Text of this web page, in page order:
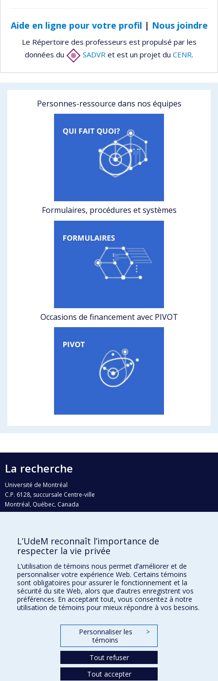
Aide en ligne pour votre profil | Nous joindre
Le Répertoire des professeurs est propulsé par les
données du
SADVR et est un projet du CENR.
Personnes-ressource dans nos équipes
Formulaires, procédures et systèmes
Occasions de financement avec PIVOT
La recherche
Université de Montréal
C.P. 6128, succursale Centre-ville
Montréal, Québec, Canada
H3C 3J7
Qui fait quoi?
Nous trouver
Plan du site
Accessibilité
L’UdeM reconnaît l’importance de
respecter la vie privée
L’utilisation de témoins nous permet d’améliorer et de
personnaliser votre expérience Web. Certains témoins
sont obligatoires pour assurer le fonctionnement et la
sécurité du site Web, alors que d’autres enregistrent vos
préférences. En acceptant tout, vous consentez à notre
utilisation de témoins pour mieux répondre à vos besoins.
Personnaliser les
témoins
>
Tout refuser
Tout accepter